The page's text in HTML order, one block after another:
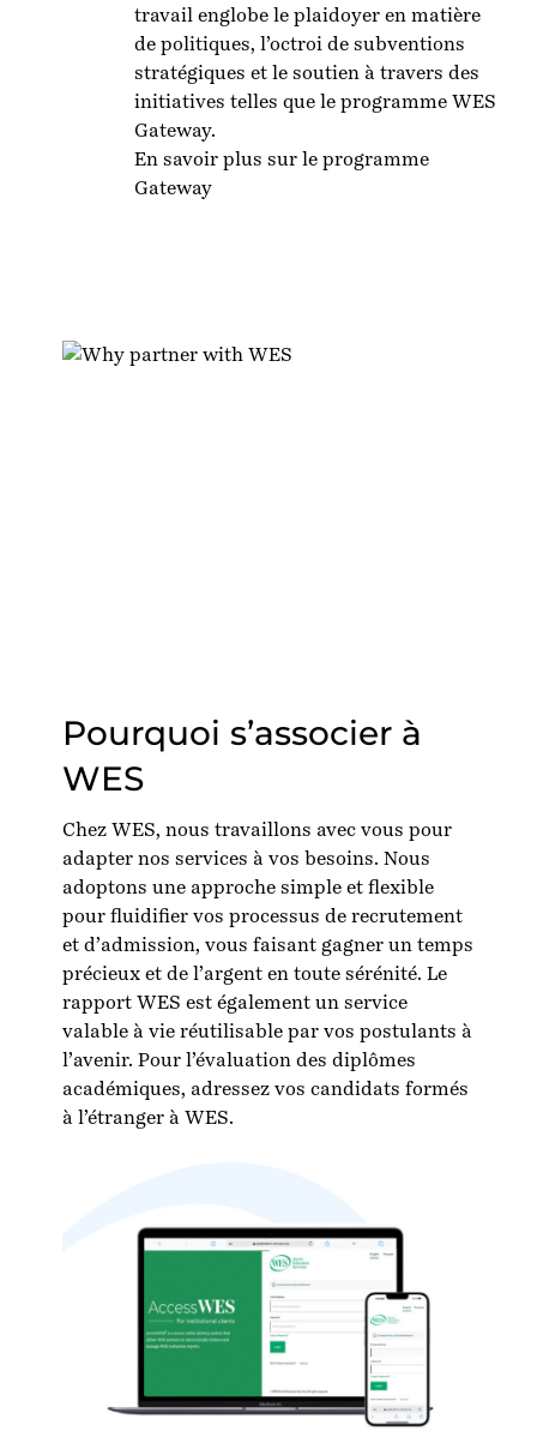
travail englobe le plaidoyer en matière
de politiques, l’octroi de subventions
stratégiques et le soutien à travers des
initiatives telles que le programme WES
Gateway.
En savoir plus sur le programme
Gateway
Pourquoi s’associer à
WES
Chez WES, nous travaillons avec vous pour
adapter nos services à vos besoins. Nous
adoptons une approche simple et flexible
pour fluidifier vos processus de recrutement
et d’admission, vous faisant gagner un temps
précieux et de l’argent en toute sérénité. Le
rapport WES est également un service
valable à vie réutilisable par vos postulants à
l’avenir. Pour l’évaluation des diplômes
académiques, adressez vos candidats formés
à l’étranger à WES.